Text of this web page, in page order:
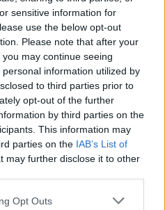
sensitive information for
use the below opt-out
Please note that after your
may continue seeing
information utilized by
to third parties prior to
opt-out of the further
by third parties on the
This information may
parties on the IAB’s List of
may further disclose it to other
uses one or more Google
Opt Outs
Οι συγγενείς της
ότι εκείνος
η αιτία του
μεταδίδει το Mega.
και ένα κοριτσάκι,
μεγάλη ποσότητα
στο «Ιπποκράτειο»
χωρίς η ζωή
παραμένει